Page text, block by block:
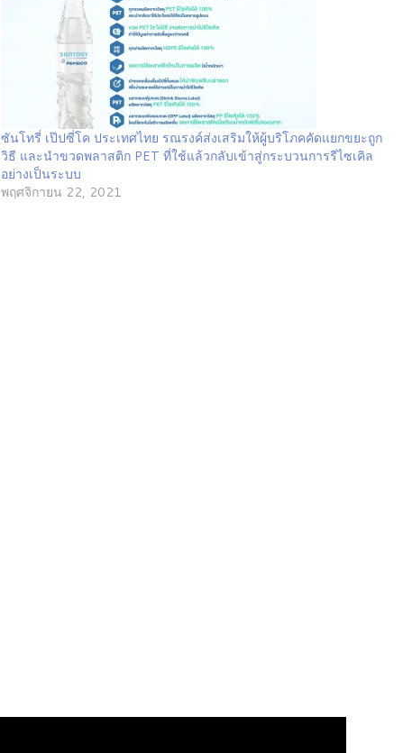
ซันโทรี่ เป๊ปซี่โค ประเทศไทย รณรงค์ส่งเสริมให้ผู้บริโภคคัดแยกขยะถูก
วิธี และนำขวดพลาสติก PET ที่ใช้แล้วกลับเข้าสู่กระบวนการรีไซเคิล
อย่างเป็นระบบ
พฤศจิกายน 22, 2021